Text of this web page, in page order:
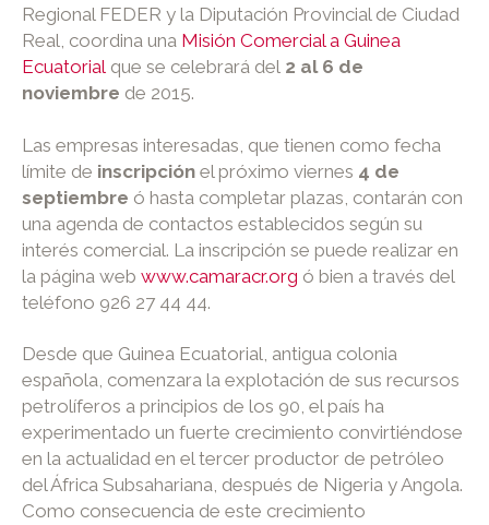
Regional FEDER y la Diputación Provincial de Ciudad
Real, coordina una Misión Comercial a Guinea
Ecuatorial que se celebrará del 2 al 6 de
noviembre de 2015.
Las empresas interesadas, que tienen como fecha
límite de inscripción el próximo viernes 4 de
septiembre ó hasta completar plazas, contarán con
una agenda de contactos establecidos según su
interés comercial. La inscripción se puede realizar en
la página web www.camaracr.org ó bien a través del
teléfono 926 27 44 44.
Desde que Guinea Ecuatorial, antigua colonia
española, comenzara la explotación de sus recursos
petrolíferos a principios de los 90, el país ha
experimentado un fuerte crecimiento convirtiéndose
en la actualidad en el tercer productor de petróleo
del África Subsahariana, después de Nigeria y Angola.
Como consecuencia de este crecimiento